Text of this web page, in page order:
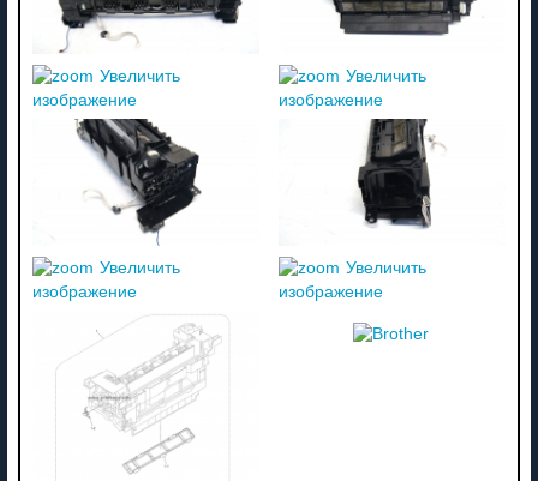
Увеличить
изображение
Увеличить
изображение
Увеличить
изображение
Увеличить
изображение